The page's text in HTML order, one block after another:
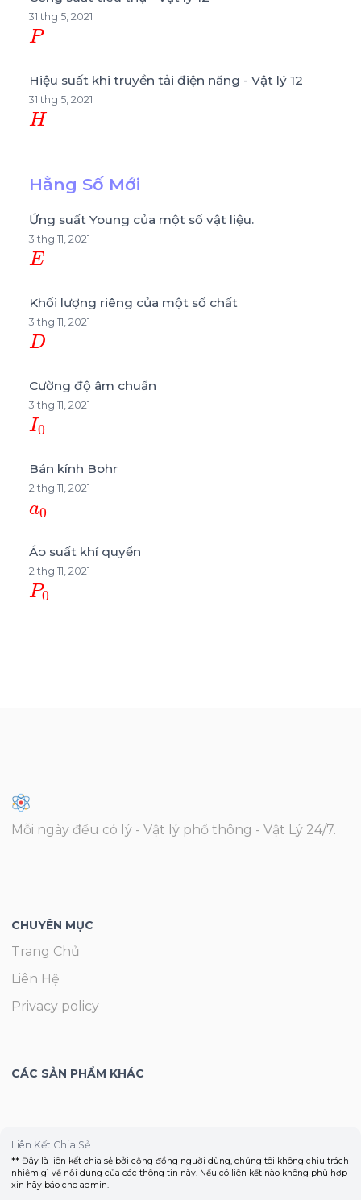
31 thg 5, 2021
P
Hiệu suất khi truyền tải điện năng - Vật lý 12
31 thg 5, 2021
H
Hằng Số Mới
Ứng suất Young của một số vật liệu.
3 thg 11, 2021
E
Khối lượng riêng của một số chất
3 thg 11, 2021
D
Cường độ âm chuẩn
3 thg 11, 2021
I0
Bán kính Bohr
2 thg 11, 2021
a0
Áp suất khí quyển
2 thg 11, 2021
P0
Mỗi ngày đều có lý - Vật lý phổ thông - Vật Lý 24/7.
CHUYÊN MỤC
Trang Chủ
Liên Hệ
Privacy policy
CÁC SẢN PHẨM KHÁC
Liên Kết Chia Sẻ
** Đây là liên kết chia sẻ bởi cộng đồng người dùng, chúng tôi không chịu trách
nhiệm gì về nội dung của các thông tin này. Nếu có liên kết nào không phù hợp
xin hãy báo cho admin.